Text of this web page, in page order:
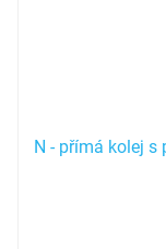
N - přímá kolej